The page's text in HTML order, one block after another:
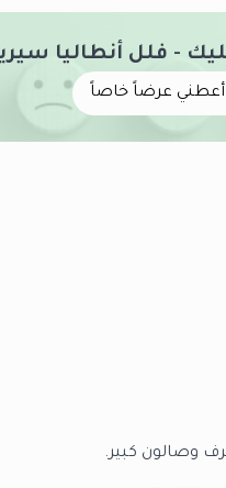
- فلل أنطاليا
أعطني عرضاً خاصاً
وصالون كبير.